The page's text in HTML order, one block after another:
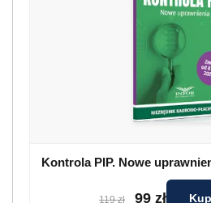
Kontrola PIP. Nowe
119 zł 99 zł